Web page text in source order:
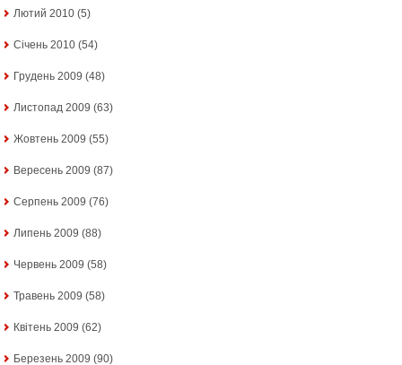
Лютий 2010 (5)
Січень 2010 (54)
Грудень 2009 (48)
Листопад 2009 (63)
Жовтень 2009 (55)
Вересень 2009 (87)
Серпень 2009 (76)
Липень 2009 (88)
Червень 2009 (58)
Травень 2009 (58)
Квітень 2009 (62)
Березень 2009 (90)